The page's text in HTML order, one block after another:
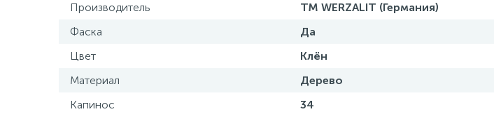
Производитель
TM WERZALIT (Германия)
Фаска
Да
Цвет
Клён
Материал
Дерево
Капинос
34